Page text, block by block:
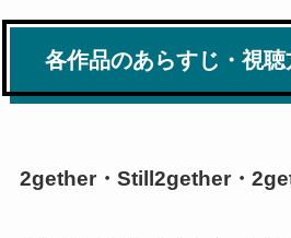
各作品のあらすじ・視聴
2gether・Still2gether・